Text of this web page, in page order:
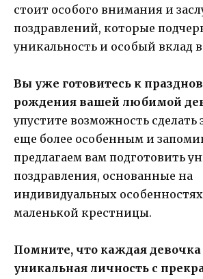
стоит особого внимания и
поздравлений, которые
уникальность и особый вклад
Вы уже готовитесь к
рождения вашей любимой
упустите возможность сделать
еще более особенным и
предлагаем вам подготовить
поздравления, основанные на
индивидуальных
маленькой крестницы.
Помните, что каждая
уникальная личность с